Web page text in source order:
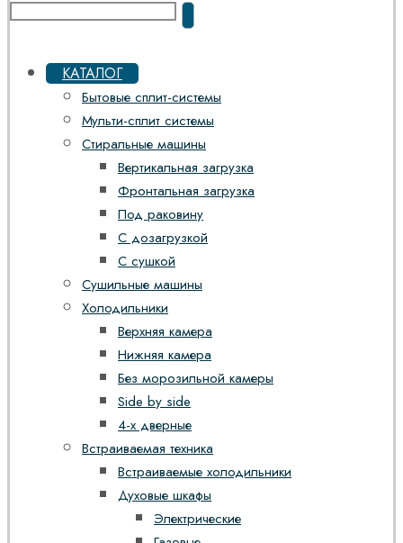
КАТАЛОГ
Бытовые сплит-системы
Мульти-сплит системы
Стиральные машины
Вертикальная загрузка
Фронтальная загрузка
Под раковину
С дозагрузкой
С сушкой
Сушильные машины
Холодильники
Верхняя камера
Нижняя камера
Без морозильной камеры
Side by side
4-х дверные
Встраиваемая техника
Встраиваемые холодильники
Духовые шкафы
Электрические